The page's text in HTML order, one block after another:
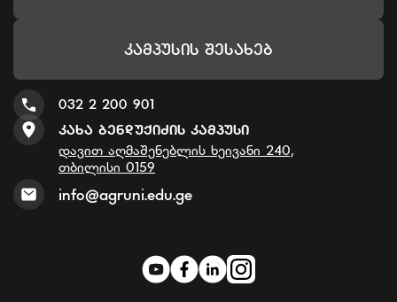
Კამპუსის Შესახებ
032 2 200 901
Კახა Ბენდუქიძის Კამპუსი
დავით აღმაშენებლის ხეივანი 240,
თბილისი 0159
info@agruni.edu.ge